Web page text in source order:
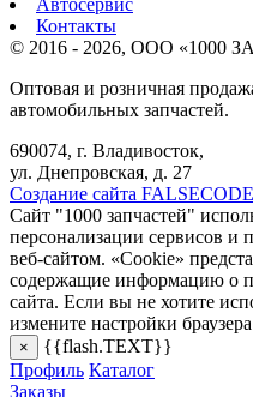
Контакты
© 2016 - 2026, ООО «1000
Оптовая и розничная
автомобильных запчастей.
690074, г. Владивосток,
ул. Днепровская, д. 27
Создание сайта FALSECODE
Сайт "1000 запчастей"
персонализации сервисов и
веб-сайтом. «Cookie»
содержащие информацию о
сайта. Если вы не хотите
измените настройки
×
{{flash.TEXT}}
Профиль Каталог
Заказы